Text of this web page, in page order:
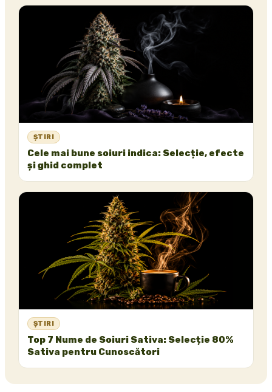
ȘTIRI
Cele mai bune soiuri indica: Selecție, efecte
și ghid complet
ȘTIRI
Top 7 Nume de Soiuri Sativa: Selecție 80%
Sativa pentru Cunoscători